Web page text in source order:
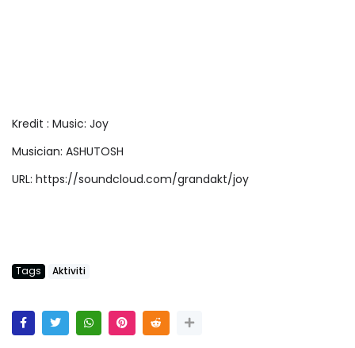
Kredit : Music: Joy
Musician: ASHUTOSH
URL: https://soundcloud.com/grandakt/joy
Tags Aktiviti